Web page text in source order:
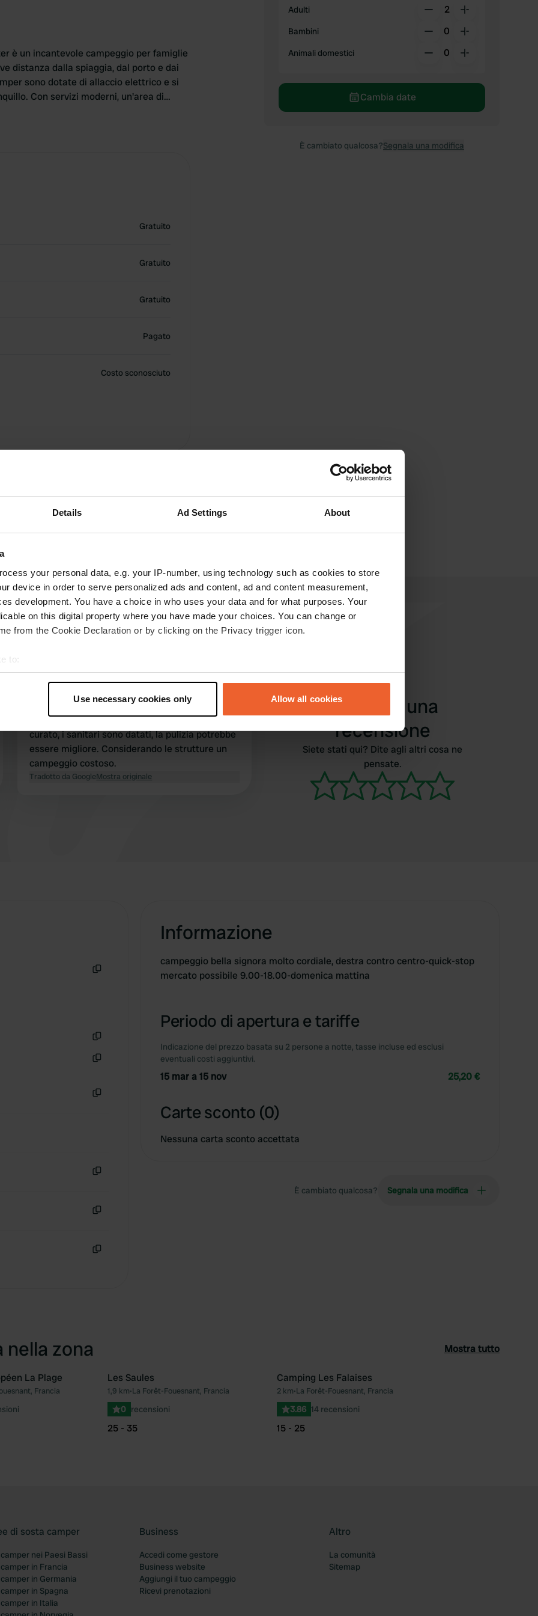
Details Ad Settings About
your personal data, e.g. your IP-number, using technology such as cookies to store
device in order to serve personalized ads and content, ad and content measurement,
development. You have a choice in who uses your data and for what purposes. Your
on this digital property where you have made your choices. You can change or
from the Cookie Declaration or by clicking on the Privacy trigger icon.
to:
geographical location which can be accurate to within several meters
personal data is processed and set your preferences in the
content and ads, to provide social media features and to analyse our traffic. We also share
site with our social media, advertising and analytics partners who may combine it with
to them or that they’ve collected from your use of their services.
Use necessary cookies only Allow all cookies
è un incantevole campeggio per famiglie
distanza dalla spiaggia, dal porto e dai
sono dotate di allaccio elettrico e si
Con servizi moderni, un'area di
bretone facilmente raggiungibile,
Gratuito
Gratuito
Gratuito
Pagato
Costo sconosciuto
Adulti 2
Bambini 0
Animali domestici 0
Cambia date
È cambiato qualcosa?Segnala una modifica
Modifica il periodo
Ko-Ilse
lug 2020
La reception non è molto amichevole. Ben
curato, i sanitari sono datati, la pulizia potrebbe
essere migliore. Considerando le strutture un
campeggio costoso.
Tradotto da GoogleMostra originale
Aggiungi una
recensione
Siete stati qui? Dite agli altri cosa ne
pensate.
Informazione
campeggio bella signora molto cordiale, destra contro centro-quick-stop
mercato possibile 9.00-18.00-domenica mattina
Periodo di apertura e tariffe
Indicazione del prezzo basata su 2 persone a notte, tasse incluse ed esclusi
eventuali costi aggiuntivi.
15 mar a 15 nov 25,20 €
Carte sconto (0)
Nessuna carta sconto accettata
È cambiato qualcosa? Segnala una modifica
nella zona Mostra tutto
Preferito
La Plage
Francia Preferito
Les Saules
1,9 km•La Forêt-Fouesnant, Francia
0 recensioni
25 - 35
Camping Les Falaises
2 km•La Forêt-Fouesnant, Francia
3.86 14 recensioni
15 - 25
di sosta camper
nei Paesi Bassi
in Francia
in Germania
in Spagna
in Italia
Business
Accedi come gestore
Business website
Aggiungi il tuo campeggio
Ricevi prenotazioni
Altro
La comunità
Sitemap